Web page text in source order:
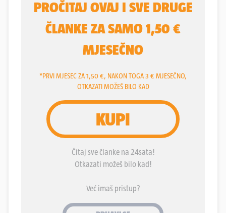
preko djevojke Kosovarke, odavao povjerljive
podatke srpskoj obavještajnoj službi.